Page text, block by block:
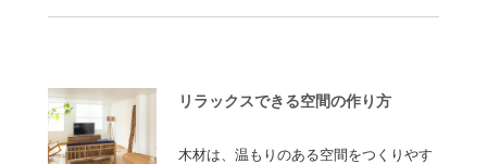
リラックスできる空間の作り方
木材は、温もりのある空間をつくりやす